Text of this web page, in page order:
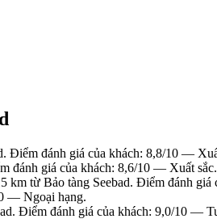
Điểm đánh giá của khách: 8,8/10 —
đánh giá của khách: 8,6/10 — Xuất sắc.
km từ Bảo tàng Seebad. Điểm đánh
— Ngoại hạng.
Điểm đánh giá của khách: 9,0/10 —